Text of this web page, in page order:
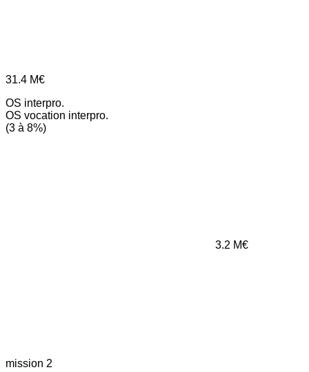
31.4 M€
OS interpro.
OS vocation interpro.
(3 à 8%)
3.2 M€
mission 2